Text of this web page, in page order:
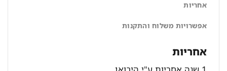
אחריות
אפשרויות משלוח והתקנות
אחריות